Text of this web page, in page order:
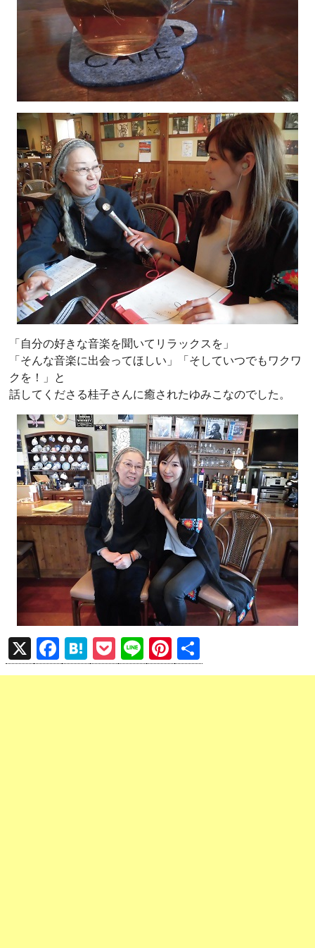
「自分の好きな音楽を聞いてリラックスを」
「そんな音楽に出会ってほしい」「そしていつでもワクワ
クを！」と
話してくださる桂子さんに癒されたゆみこなのでした。
X
F
a
H
at
P
o
Li
n
Pi
nt 有